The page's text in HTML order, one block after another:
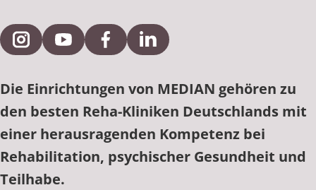
Externe Verlinkung zu Instagram
Externe Verlinkung zu YouTube
Externe Verlinkung zu Facebook
Externe Verlinkung zu
Die Einrichtungen von MEDIAN gehören zu
den besten Reha-Kliniken Deutschlands mit
einer herausragenden Kompetenz bei
Rehabilitation, psychischer Gesundheit und
Teilhabe.